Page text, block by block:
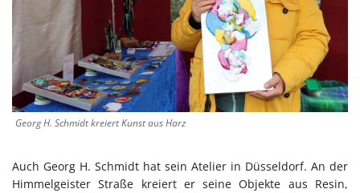
Georg H. Schmidt kreiert Kunst aus Harz
Auch Georg H. Schmidt hat sein Atelier in Düsseldorf. An der
Himmelgeister Straße kreiert er seine Objekte aus Resin,